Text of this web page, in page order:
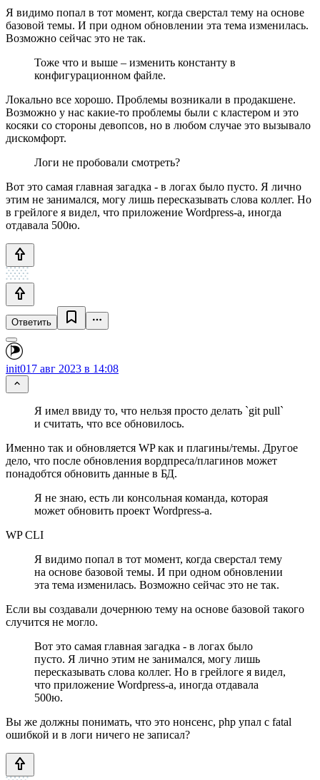
Я видимо попал в тот момент, когда сверстал тему на основе
базовой темы. И при одном обновлении эта тема изменилась.
Возможно сейчас это не так.
Тоже что и выше – изменить константу в
конфигурационном файле.
Локально все хорошо. Проблемы возникали в продакшене.
Возможно у нас какие-то проблемы были с кластером и это
косяки со стороны девопсов, но в любом случае это вызывало
дискомфорт.
Логи не пробовали смотреть?
Вот это самая главная загадка - в логах было пусто. Я лично
этим не занимался, могу лишь пересказывать слова коллег. Но
в грейлоге я видел, что приложение Wordpress-а, иногда
отдавала 500ю.
Ответить
init017 авг 2023 в 14:08
Я имел ввиду то, что нельзя просто делать `git pull`
и считать, что все обновилось.
Именно так и обновляется WP как и плагины/темы. Другое
дело, что после обновления вордпреса/плагинов может
понадобтся обновить данные в БД.
Я не знаю, есть ли консольная команда, которая
может обновить проект Wordpress-а.
WP CLI
Я видимо попал в тот момент, когда сверстал тему
на основе базовой темы. И при одном обновлении
эта тема изменилась. Возможно сейчас это не так.
Если вы создавали дочернюю тему на основе базовой такого
случится не могло.
Вот это самая главная загадка - в логах было
пусто. Я лично этим не занимался, могу лишь
пересказывать слова коллег. Но в грейлоге я видел,
что приложение Wordpress-а, иногда отдавала
500ю.
Вы же должны понимать, что это нонсенс, php упал с fatal
ошибкой и в логи ничего не записал?